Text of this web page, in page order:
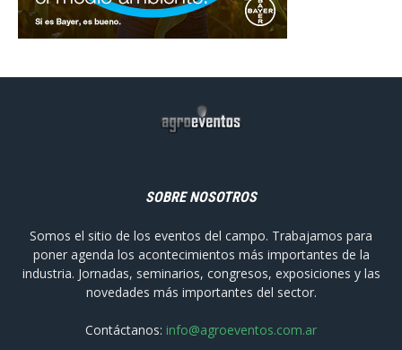
SOBRE NOSOTROS
Somos el sitio de los eventos del campo. Trabajamos para
poner agenda los acontecimientos más importantes de la
industria. Jornadas, seminarios, congresos, exposiciones y las
novedades más importantes del sector.
Contáctanos: info@agroeventos.com.ar